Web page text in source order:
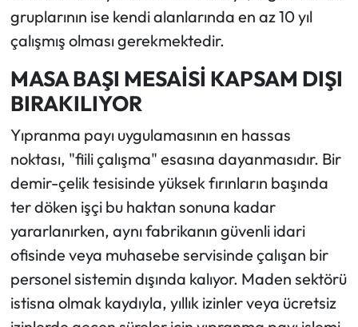
gruplarının ise kendi alanlarında en az 10 yıl
çalışmış olması gerekmektedir.
MASA BAŞI MESAİSİ KAPSAM DIŞI
BIRAKILIYOR
Yıpranma payı uygulamasının en hassas
noktası, "fiili çalışma" esasına dayanmasıdır. Bir
demir-çelik tesisinde yüksek fırınların başında
ter döken işçi bu haktan sonuna kadar
yararlanırken, aynı fabrikanın güvenli idari
ofisinde veya muhasebe servisinde çalışan bir
personel sistemin dışında kalıyor. Maden sektörü
istisna olmak kaydıyla, yıllık izinler veya ücretsiz